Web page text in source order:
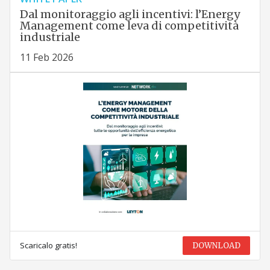
Dal monitoraggio agli incentivi: l’Energy
Management come leva di competitività
industriale
11 Feb 2026
Scaricalo gratis! DOWNLOAD